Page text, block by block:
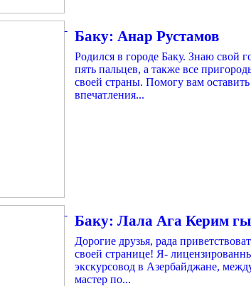
Баку: Анар Рустамов
Родился в городе Баку. Знаю свой
пять пальцев, а также все
своей страны. Помогу вам
впечатления...
Баку: Лала Ага Керим
Дорогие друзья, рада
своей странице! Я-
экскурсовод в Азербайджане,
мастер по...